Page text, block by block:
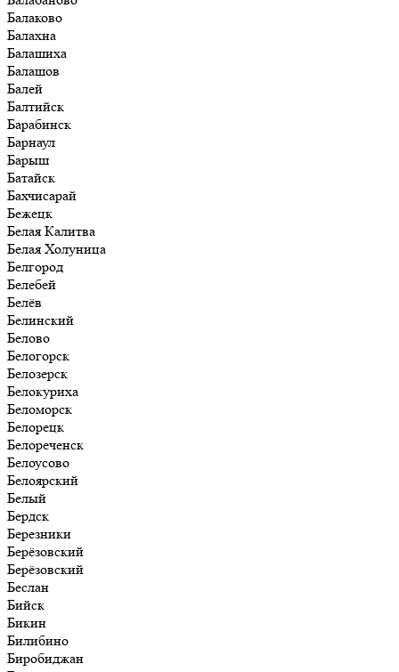
Балаково
Балахна
Балашиха
Балашов
Балей
Балтийск
Барабинск
Барнаул
Барыш
Батайск
Бахчисарай
Бежецк
Белая Калитва
Белая Холуница
Белгород
Белебей
Белёв
Белинский
Белово
Белогорск
Белозерск
Белокуриха
Беломорск
Белорецк
Белореченск
Белоусово
Белоярский
Белый
Бердск
Березники
Берёзовский
Берёзовский
Беслан
Бийск
Бикин
Билибино
Биробиджан